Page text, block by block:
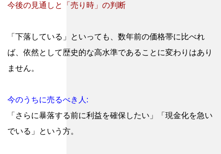
今後の見通しと「売り時」の判断
「下落している」といっても、数年前の価格帯に比べれ
ば、依然として歴史的な高水準であることに変わりはあり
ません。
今のうちに売るべき人:
「さらに暴落する前に利益を確保したい」「現金化を急い
でいる」という方。